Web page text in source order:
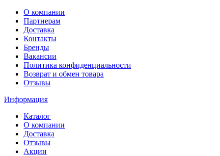
О компании
Партнерам
Доставка
Контакты
Бренды
Вакансии
Политика конфиденциальности
Возврат и обмен товара
Отзывы
Информация
Каталог
О компании
Доставка
Отзывы
Акции